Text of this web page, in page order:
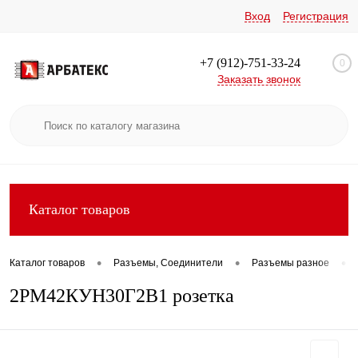
Вход Регистрация
+7 (912)-751-33-24
Заказать звонок
0
Каталог товаров
Каталог товаров • Разъемы, Соединители • Разъемы разное
2РМ42КУН30Г2В1 розетка